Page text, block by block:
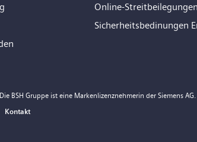
Online-Streitbeilegungen
Sicherheitsbedinungen
BSH Gruppe ist eine Markenlizenznehmerin der Siemens AG.
Kontakt